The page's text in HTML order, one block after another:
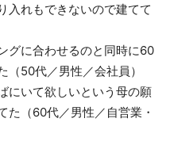
入れもできないので建てて
グに合わせるのと同時に60
（50代／男性／会社員）
にいて欲しいという母の願
た（60代／男性／自営業・